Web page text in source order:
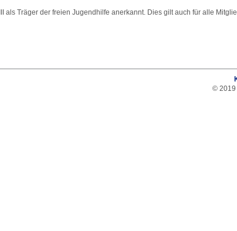
als Träger der freien Jugendhilfe anerkannt. Dies gilt auch für alle
© 2019